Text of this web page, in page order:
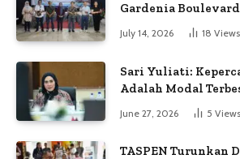
Gardenia
Kejanggalan Voting
July 14, 2026 18 Views
Sari Yuliati:
Adalah Modal
June 27, 2026 5 Views
TASPEN Turunkan